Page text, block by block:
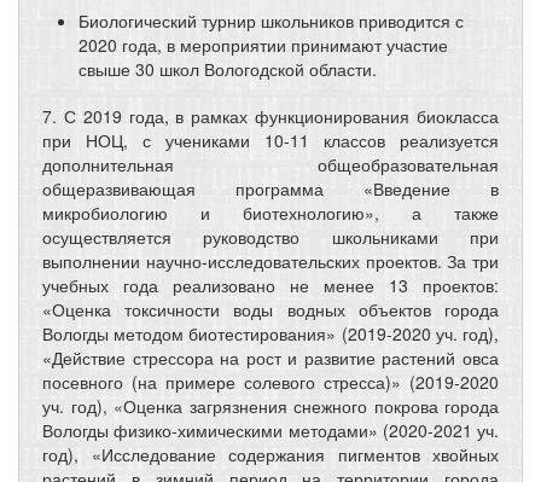
Биологический турнир школьников приводится с
2020 года, в мероприятии принимают участие
свыше 30 школ Вологодской области.
7. С 2019 года, в рамках функционирования биокласса
при НОЦ, с учениками 10-11 классов реализуется
дополнительная общеобразовательная
общеразвивающая программа «Введение в
микробиологию и биотехнологию», а также
осуществляется руководство школьниками при
выполнении научно-исследовательских проектов. За три
учебных года реализовано не менее 13 проектов:
«Оценка токсичности воды водных объектов города
Вологды методом биотестирования» (2019-2020 уч. год),
«Действие стрессора на рост и развитие растений овса
посевного (на примере солевого стресса)» (2019-2020
уч. год), «Оценка загрязнения снежного покрова города
Вологды физико-химическими методами» (2020-2021 уч.
год), «Исследование содержания пигментов хвойных